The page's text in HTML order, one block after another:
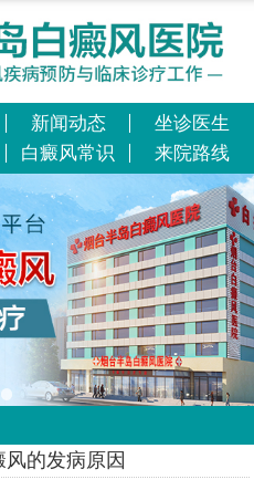
新闻动态
坐诊医生
白癜风常识 来院路线
的发病原因